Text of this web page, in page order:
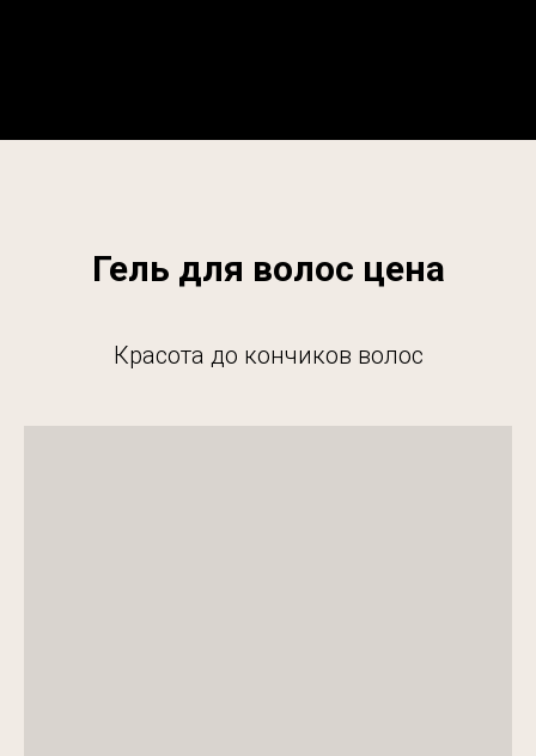
Гель для волос цена
Красота до кончиков волос